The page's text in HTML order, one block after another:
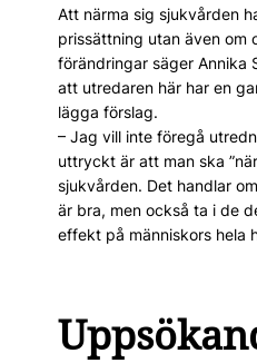
Att närma sig sjukvården
prissättning utan även om
förändringar säger Annika
att utredaren här har en
lägga förslag.
– Jag vill inte föregå
uttryckt är att man ska
sjukvården. Det handlar
är bra, men också ta i de
effekt på människors hela